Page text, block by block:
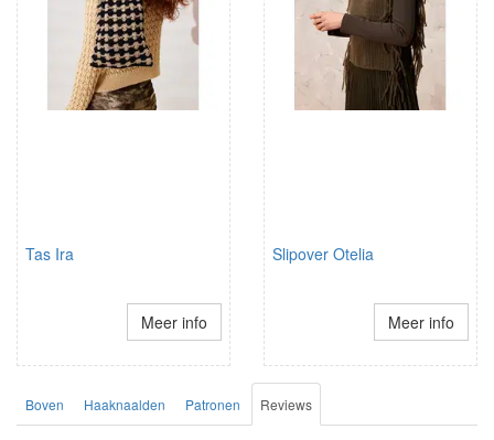
Tas Ira
Meer info
Slipover Otelia
Meer info
Boven Haaknaalden Patronen Reviews